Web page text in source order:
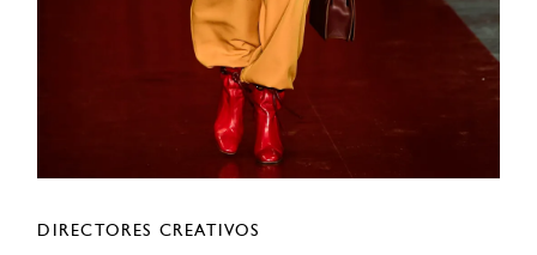
DIRECTORES CREATIVOS